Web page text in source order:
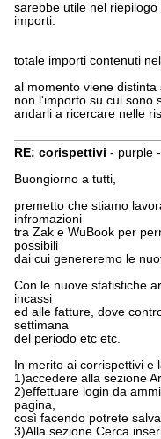
sarebbe utile nel
importi:
totale importi contenuti
al momento viene
non l'importo su cui sono
andarli a ricercare nelle
RE: corispettivi - purple -
Buongiorno a tutti,
premetto che stiamo
infromazioni
tra Zak e WuBook per
possibili
dai cui genereremo le
Con le nuove statistiche
incassi
ed alle fatture, dove
settimana
del periodo etc etc.
In merito ai corrispettivi e
1)accedere alla sezione
2)effettuare login da
pagina,
così facendo potrete
3)Alla sezione Cerca